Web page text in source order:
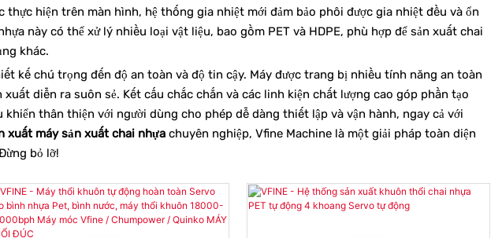
hiện trên màn hình, hệ thống gia nhiệt mới đảm bảo phôi được gia nhiệt đều và ổn
này có thể xử lý nhiều loại vật liệu, bao gồm PET và HDPE, phù hợp để sản xuất chai
khác.
kế chú trọng đến độ an toàn và độ tin cậy. Máy được trang bị nhiều tính năng an toàn
diễn ra suôn sẻ. Kết cấu chắc chắn và các linh kiện chất lượng cao góp phần tạo
thân thiện với người dùng cho phép dễ dàng thiết lập và vận hành, ngay cả với
xuất máy sản xuất chai nhựachuyên nghiệp, Vfine Machine là một giải pháp toàn diện
bỏ lỡ!